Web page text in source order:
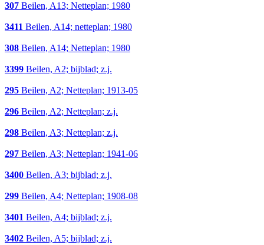
307 Beilen, A13; Netteplan; 1980
3411 Beilen, A14; netteplan; 1980
308 Beilen, A14; Netteplan; 1980
3399 Beilen, A2; bijblad; z.j.
295 Beilen, A2; Netteplan; 1913-05
296 Beilen, A2; Netteplan; z.j.
298 Beilen, A3; Netteplan; z.j.
297 Beilen, A3; Netteplan; 1941-06
3400 Beilen, A3; bijblad; z.j.
299 Beilen, A4; Netteplan; 1908-08
3401 Beilen, A4; bijblad; z.j.
3402 Beilen, A5; bijblad; z.j.